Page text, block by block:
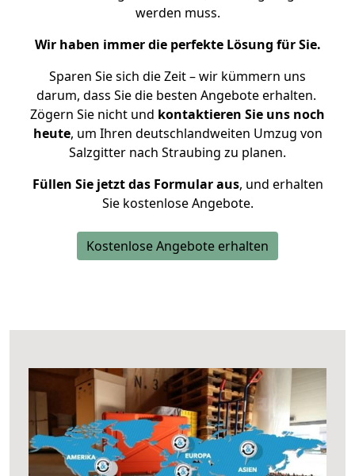
werden muss.
Wir haben immer die perfekte Lösung für Sie.
Sparen Sie sich die Zeit – wir kümmern uns
darum, dass Sie die besten Angebote erhalten.
Zögern Sie nicht und kontaktieren Sie uns noch
heute, um Ihren deutschlandweiten Umzug von
Salzgitter nach Straubing zu planen.
Füllen Sie jetzt das Formular aus, und erhalten
Sie kostenlose Angebote.
Kostenlose Angebote erhalten